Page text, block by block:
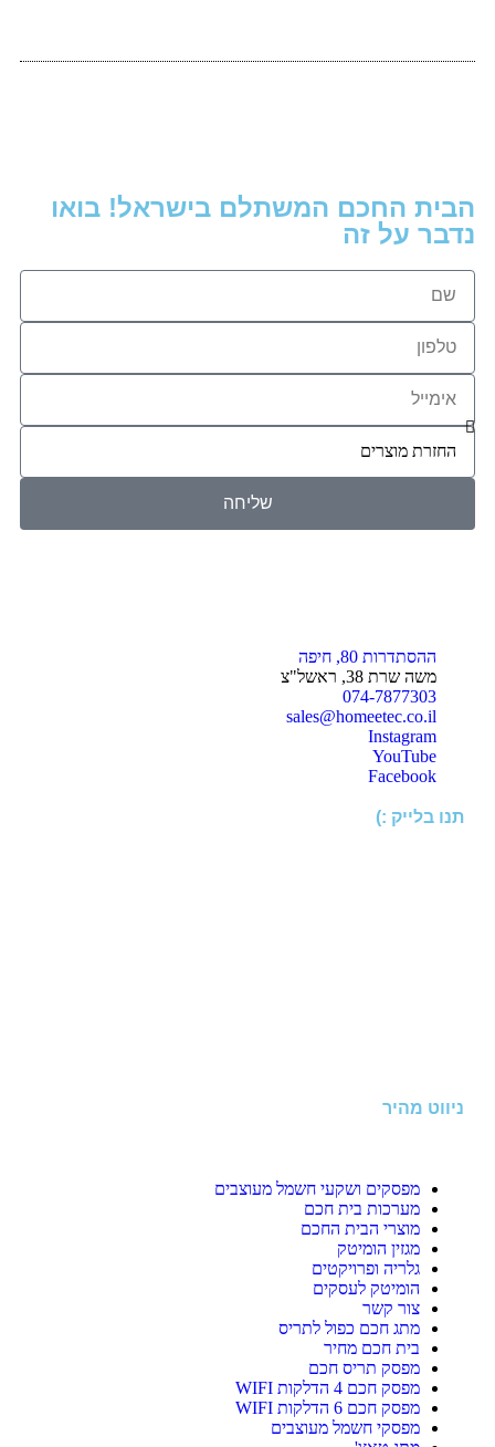
הבית החכם המשתלם בישראל! בואו
נדבר על זה
שליחה
ההסתדרות 80, חיפה
משה שרת 38, ראשל"צ
074-7877303
sales@homeetec.co.il
Instagram
YouTube
Facebook
תנו בלייק :)
ניווט מהיר
מפסקים ושקעי חשמל מעוצבים
מערכות בית חכם
מוצרי הבית החכם
מגזין הומיטק
גלריה ופרויקטים
הומיטק לעסקים
צור קשר
מתג חכם כפול לתריס
בית חכם מחיר
מפסק תריס חכם
מפסק חכם 4 הדלקות WIFI
מפסק חכם 6 הדלקות WIFI
מפסקי חשמל מעוצבים